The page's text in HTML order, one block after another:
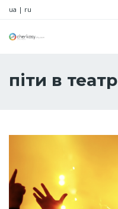
ua | ru
піти в театр